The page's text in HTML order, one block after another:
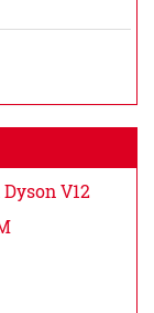
V12